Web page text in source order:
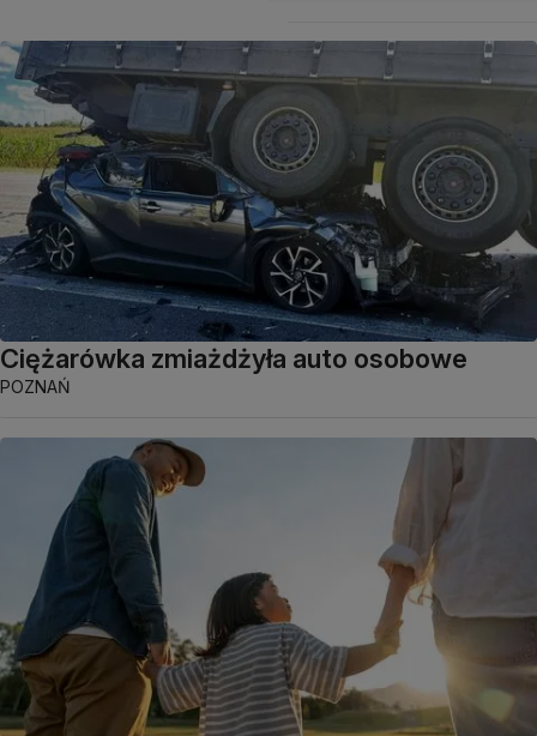
Ciężarówka zmiażdżyła auto osobowe
POZNAŃ